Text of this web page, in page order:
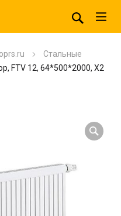
Стальные
FTV 12, 64*500*2000, X2